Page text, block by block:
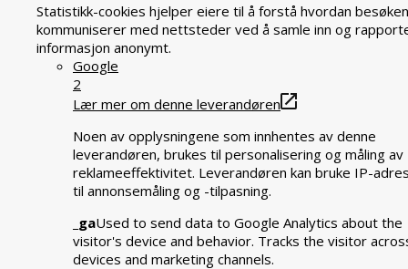
Statistikk-cookies hjelper eiere til å forstå hvordan
kommuniserer med nettsteder ved å samle inn og
informasjon anonymt.
Google
2
Lær mer om denne leverandøren
Noen av opplysningene som innhentes av denne
leverandøren, brukes til personalisering og måling av
reklameeffektivitet. Leverandøren kan bruke IP-
til annonsemåling og -tilpasning.
_gaUsed to send data to Google Analytics about the
visitor's device and behavior. Tracks the visitor
devices and marketing channels.